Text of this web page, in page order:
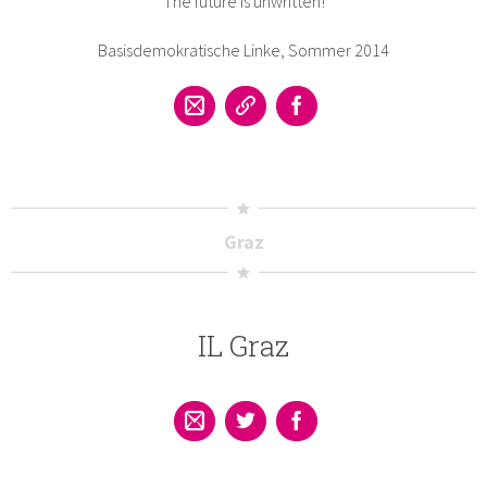
Basisdemokratische Linke, Sommer 2014
Graz
IL Graz